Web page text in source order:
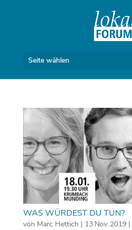
Seite wählen
WAS WÜRDEST DU TUN?
von Marc Hettich | 13.Nov..2019|